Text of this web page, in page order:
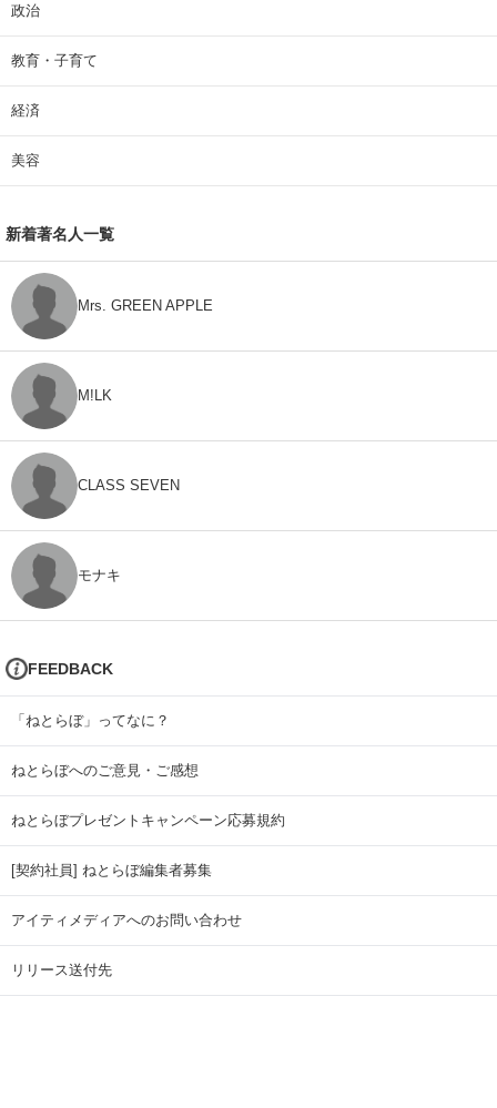
政治
教育・子育て
経済
美容
新着著名人一覧
Mrs. GREEN APPLE
M!LK
CLASS SEVEN
モナキ
FEEDBACK
「ねとらぼ」ってなに？
ねとらぼへのご意見・ご感想
ねとらぼプレゼントキャンペーン応募規約
[契約社員] ねとらぼ編集者募集
アイティメディアへのお問い合わせ
リリース送付先